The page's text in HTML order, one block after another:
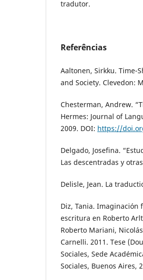
tradutor.
Referências
Aaltonen, Sirkku. Time-
and Society. Clevedon:
Chesterman, Andrew.
Hermes: Journal of
2009. DOI: https://
Delgado, Josefina.
Las descentradas y
Delisle, Jean. La
Diz, Tania.
escritura en Roberto
Roberto Mariani,
Carnelli. 2011. Tese
Sociales, Sede
Sociales, Buenos Aires,